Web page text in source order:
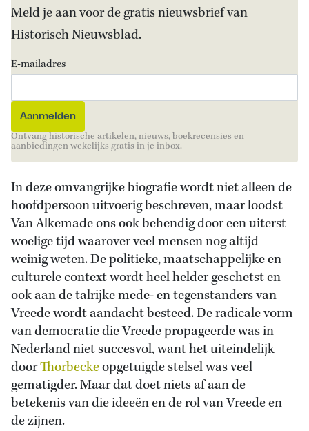
Meld je aan voor de gratis nieuwsbrief van
Historisch Nieuwsblad.
E-mailadres
Ontvang historische artikelen, nieuws, boekrecensies en
aanbiedingen wekelijks gratis in je inbox.
In deze omvangrijke biografie wordt niet alleen de
hoofdpersoon uitvoerig beschreven, maar loodst
Van Alkemade ons ook behendig door een uiterst
woelige tijd waarover veel mensen nog altijd
weinig weten. De politieke, maatschappelijke en
culturele context wordt heel helder geschetst en
ook aan de talrijke mede- en tegenstanders van
Vreede wordt aandacht besteed. De radicale vorm
van democratie die Vreede propageerde was in
Nederland niet succesvol, want het uiteindelijk
doorThorbeckeopgetuigde stelsel was veel
gematigder. Maar dat doet niets af aan de
betekenis van die ideeën en de rol van Vreede en
de zijnen.